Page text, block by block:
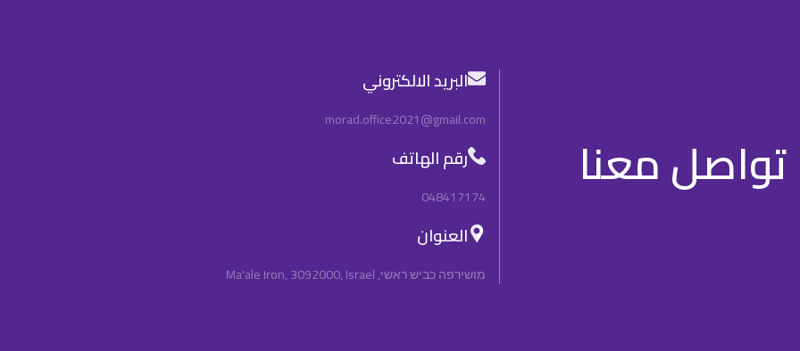
تواصل معنا
البريد الالكتروني
morad.office2021@gmail.com
رقم الهاتف
048417174
العنوان
מושירפה כביש ראשי, Ma'ale Iron, 3092000, Israel